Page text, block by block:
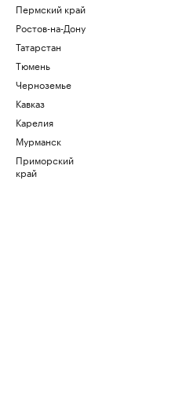
Пермский край
Ростов-на-Дону
Татарстан
Тюмень
Черноземье
Кавказ
Карелия
Мурманск
Приморский
край